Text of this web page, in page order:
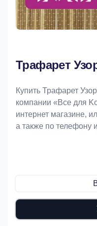
Трафарет
Купить Трафарет
компании «Bce для
интернет магазине,
а также по телефону